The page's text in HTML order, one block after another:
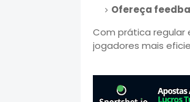
Ofereça
Com prática regular
jogadores mais